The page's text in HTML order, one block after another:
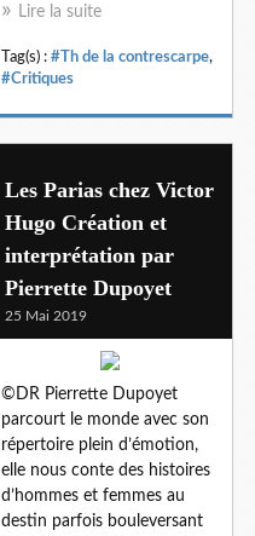
Lire la suite
Tag(s) : #Th de la contrescarpe,
#Critiques
Les Parias chez Victor
Hugo Création et
interprétation par
Pierrette Dupoyet
25 Mai 2019
©DR Pierrette Dupoyet
parcourt le monde avec son
répertoire plein d’émotion,
elle nous conte des histoires
d’hommes et femmes au
destin parfois bouleversant